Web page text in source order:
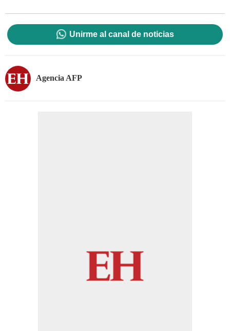
Unirme al canal de noticias
Agencia AFP